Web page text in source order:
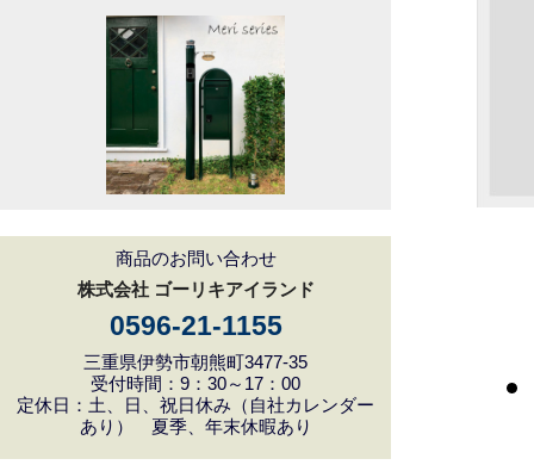
商品のお問い合わせ
株式会社 ゴーリキアイランド
0596-21-1155
三重県伊勢市朝熊町3477-35
受付時間：9：30～17：00
定休日：土、日、祝日休み（自社カレンダー
あり） 夏季、年末休暇あり